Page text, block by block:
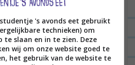
ANONIEM 19/11/2013 op 16:35
Haha nee ik kan het me
's avonds eet gebruikt
technieken) om
slaan en in te zien. Deze
wij om onze website goed te
het gebruik van de website te